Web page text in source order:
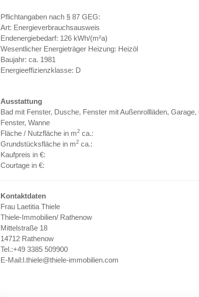
Pflichtangaben nach § 87 GEG:
Art: Energieverbrauchsausweis
Endenergiebedarf: 126 kWh/(m²a)
Wesentlicher Energieträger Heizung: Heizöl
Baujahr: ca. 1981
Energieeffizienzklasse: D
Ausstattung
Bad mit Fenster, Dusche, Fenster mit Außenrollläden,
Fenster, Wanne
Fläche / Nutzfläche in m2 ca.:
Grundstücksfläche in m2 ca.:
Kaufpreis in €:
Courtage in €:
Kontaktdaten
Frau Laetitia Thiele
Thiele-Immobilien/ Rathenow
Mittelstraße 18
14712 Rathenow
Tel.:+49 3385 509900
E-Mail:l.thiele@thiele-immobilien.com